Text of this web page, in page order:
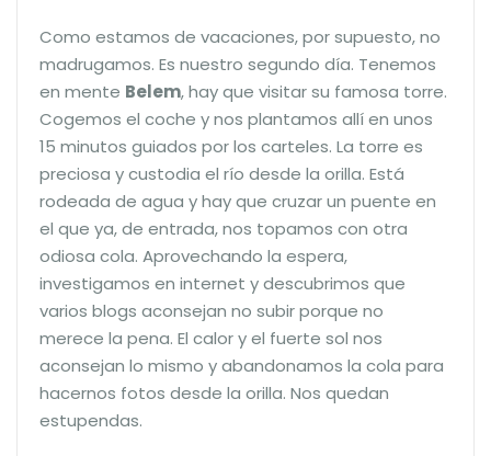
Como estamos de vacaciones, por supuesto, no
madrugamos. Es nuestro segundo día. Tenemos
en mente Belem, hay que visitar su famosa torre.
Cogemos el coche y nos plantamos allí en unos
15 minutos guiados por los carteles. La torre es
preciosa y custodia el río desde la orilla. Está
rodeada de agua y hay que cruzar un puente en
el que ya, de entrada, nos topamos con otra
odiosa cola. Aprovechando la espera,
investigamos en internet y descubrimos que
varios blogs aconsejan no subir porque no
merece la pena. El calor y el fuerte sol nos
aconsejan lo mismo y abandonamos la cola para
hacernos fotos desde la orilla. Nos quedan
estupendas.